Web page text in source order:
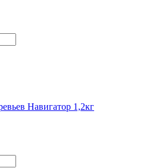
Навигатор 1,2кг